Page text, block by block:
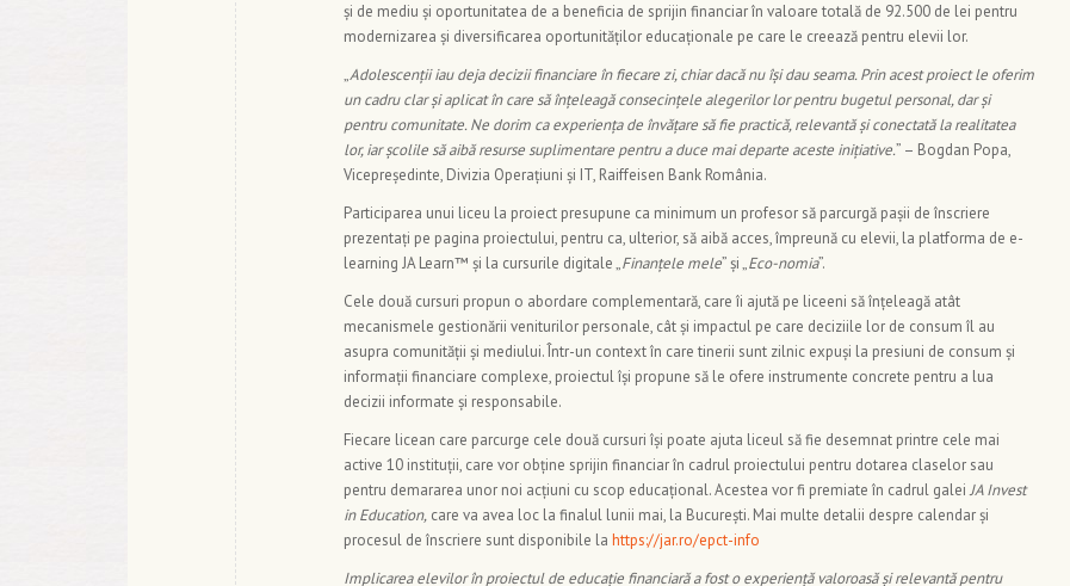
și de mediu și oportunitatea de a beneficia de sprijin financiar în valoare totală de 92.500 de lei pentru
modernizarea și diversificarea oportunităților educaționale pe care le creează pentru elevii lor.
„Adolescenții iau deja decizii financiare în fiecare zi, chiar dacă nu își dau seama. Prin acest proiect le oferim
un cadru clar și aplicat în care să înțeleagă consecințele alegerilor lor pentru bugetul personal, dar și
pentru comunitate. Ne dorim ca experiența de învățare să fie practică, relevantă și conectată la realitatea
lor, iar școlile să aibă resurse suplimentare pentru a duce mai departe aceste inițiative.” – Bogdan Popa,
Vicepreședinte, Divizia Operațiuni și IT, Raiffeisen Bank România.
Participarea unui liceu la proiect presupune ca minimum un profesor să parcurgă pașii de înscriere
prezentați pe pagina proiectului, pentru ca, ulterior, să aibă acces, împreună cu elevii, la platforma de e-
learning JA Learn™ și la cursurile digitale „Finanțele mele” și „Eco-nomia”.
Cele două cursuri propun o abordare complementară, care îi ajută pe liceeni să înțeleagă atât
mecanismele gestionării veniturilor personale, cât și impactul pe care deciziile lor de consum îl au
asupra comunității și mediului. Într-un context în care tinerii sunt zilnic expuși la presiuni de consum și
informații financiare complexe, proiectul își propune să le ofere instrumente concrete pentru a lua
decizii informate și responsabile.
Fiecare licean care parcurge cele două cursuri își poate ajuta liceul să fie desemnat printre cele mai
active 10 instituții, care vor obține sprijin financiar în cadrul proiectului pentru dotarea claselor sau
pentru demararea unor noi acțiuni cu scop educațional. Acestea vor fi premiate în cadrul galeiJA Invest
in Education, care va avea loc la finalul lunii mai, la București. Mai multe detalii despre calendar și
procesul de înscriere sunt disponibile la https://jar.ro/epct-info
Implicarea elevilor în proiectul de educație financiară a fost o experiență valoroasă și relevantă pentru